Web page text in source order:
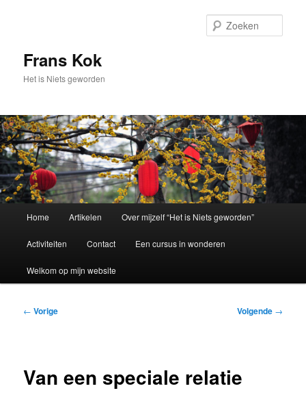
inhoudFrans Kok
Het is Niets geworden
Home Artikelen Over mijzelf “Het is Niets geworden”
Activiteiten Contact Een cursus in wonderen
Welkom op mijn website
Bericht
← Vorige Volgende →
Van een speciale relatie